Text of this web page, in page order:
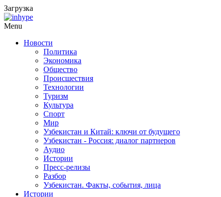
Загрузка
Menu
Новости
Политика
Экономика
Общество
Происшествия
Технологии
Туризм
Культура
Спорт
Мир
Узбекистан и Китай: ключи от будущего
Узбекистан - Россия: диалог партнеров
Аудио
Истории
Пресс-релизы
Разбор
Узбекистан. Факты, события, лица
Истории